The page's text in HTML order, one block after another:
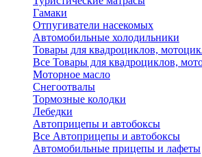
Гамаки
Отпугиватели насекомых
Автомобильные холодильники
Товары для квадроциклов,
Все Товары для квадроциклов,
Моторное масло
Снегоотвалы
Тормозные колодки
Лебедки
Автоприцепы и автобоксы
Все Автоприцепы и автобоксы
Автомобильные прицепы и лафеты